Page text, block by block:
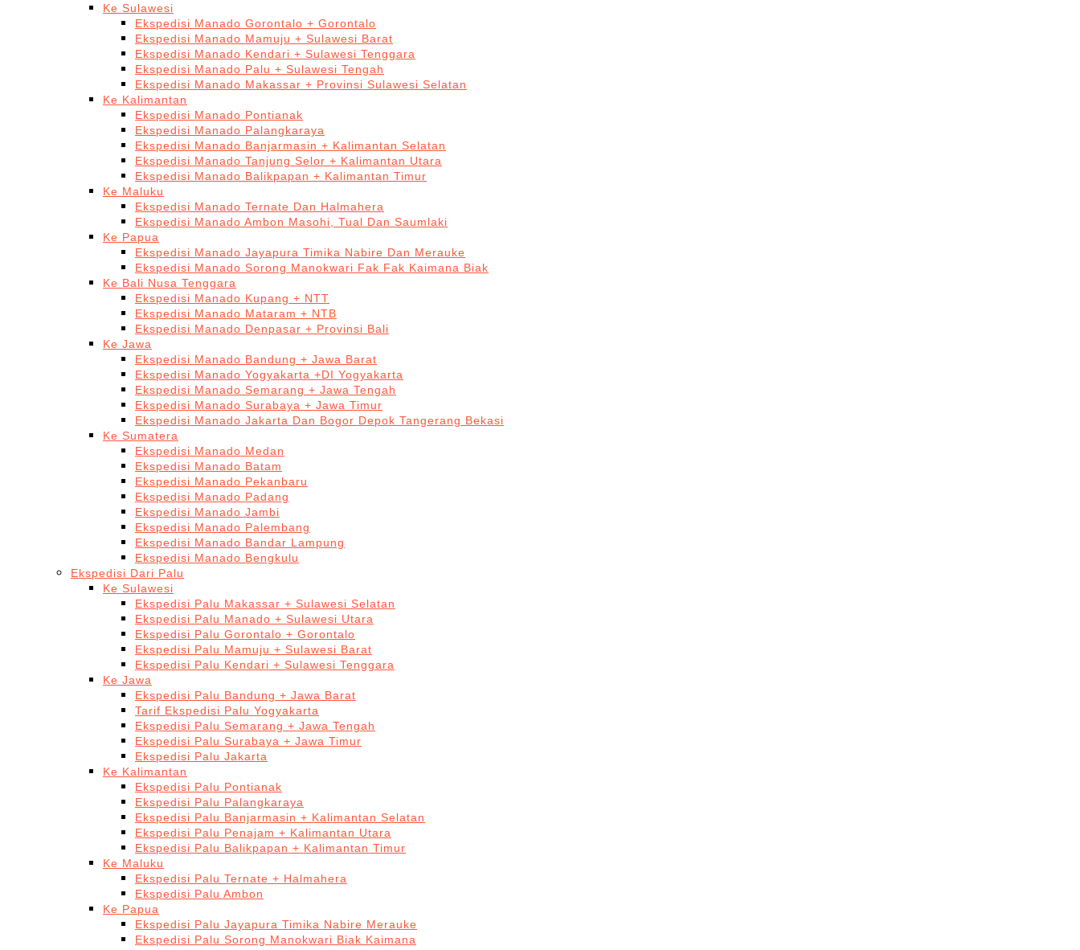
Ke Sulawesi
Ekspedisi Manado Gorontalo + Gorontalo
Ekspedisi Manado Mamuju + Sulawesi Barat
Ekspedisi Manado Kendari + Sulawesi Tenggara
Ekspedisi Manado Palu + Sulawesi Tengah
Ekspedisi Manado Makassar + Provinsi Sulawesi Selatan
Ke Kalimantan
Ekspedisi Manado Pontianak
Ekspedisi Manado Palangkaraya
Ekspedisi Manado Banjarmasin + Kalimantan Selatan
Ekspedisi Manado Tanjung Selor + Kalimantan Utara
Ekspedisi Manado Balikpapan + Kalimantan Timur
Ke Maluku
Ekspedisi Manado Ternate Dan Halmahera
Ekspedisi Manado Ambon Masohi, Tual Dan Saumlaki
Ke Papua
Ekspedisi Manado Jayapura Timika Nabire Dan Merauke
Ekspedisi Manado Sorong Manokwari Fak Fak Kaimana Biak
Ke Bali Nusa Tenggara
Ekspedisi Manado Kupang + NTT
Ekspedisi Manado Mataram + NTB
Ekspedisi Manado Denpasar + Provinsi Bali
Ke Jawa
Ekspedisi Manado Bandung + Jawa Barat
Ekspedisi Manado Yogyakarta +DI Yogyakarta
Ekspedisi Manado Semarang + Jawa Tengah
Ekspedisi Manado Surabaya + Jawa Timur
Ekspedisi Manado Jakarta Dan Bogor Depok Tangerang Bekasi
Ke Sumatera
Ekspedisi Manado Medan
Ekspedisi Manado Batam
Ekspedisi Manado Pekanbaru
Ekspedisi Manado Padang
Ekspedisi Manado Jambi
Ekspedisi Manado Palembang
Ekspedisi Manado Bandar Lampung
Ekspedisi Manado Bengkulu
Ekspedisi Dari Palu
Ke Sulawesi
Ekspedisi Palu Makassar + Sulawesi Selatan
Ekspedisi Palu Manado + Sulawesi Utara
Ekspedisi Palu Gorontalo + Gorontalo
Ekspedisi Palu Mamuju + Sulawesi Barat
Ekspedisi Palu Kendari + Sulawesi Tenggara
Ke Jawa
Ekspedisi Palu Bandung + Jawa Barat
Tarif Ekspedisi Palu Yogyakarta
Ekspedisi Palu Semarang + Jawa Tengah
Ekspedisi Palu Surabaya + Jawa Timur
Ekspedisi Palu Jakarta
Ke Kalimantan
Ekspedisi Palu Pontianak
Ekspedisi Palu Palangkaraya
Ekspedisi Palu Banjarmasin + Kalimantan Selatan
Ekspedisi Palu Penajam + Kalimantan Utara
Ekspedisi Palu Balikpapan + Kalimantan Timur
Ke Maluku
Ekspedisi Palu Ternate + Halmahera
Ekspedisi Palu Ambon
Ke Papua
Ekspedisi Palu Jayapura Timika Nabire Merauke
Ekspedisi Palu Sorong Manokwari Biak Kaimana